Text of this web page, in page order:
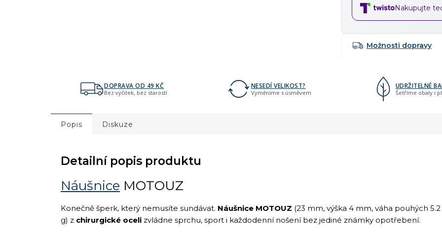
Nakupujte
Možnosti dopravy
DOPRAVA OD 49 KČ
Bez výčitek, bez starostí
NESEDÍ VELIKOST?
Vyměníme s úsměvem
UDRŽITELNÉ
Šetříme obaly i
Popis Diskuze
Detailní popis produktu
Náušnice MOTOUZ
Konečně šperk, který nemusíte sundávat. Náušnice MOTOUZ (23 mm, výška 4 mm, váha pouhých 5.2
g) z chirurgické oceli zvládne sprchu, sport i každodenní nošení bez jediné známky opotřebení.